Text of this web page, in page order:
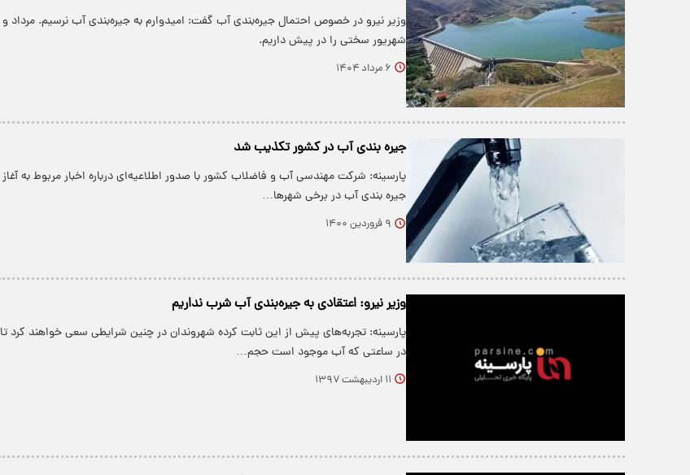
وزیر نیرو در خصوص احتمال جیره‌بندی آب گفت: امیدوارم به جیره‌بندی آب نرسیم. مرداد و
شهریور سختی را در پیش داریم.
۶ مرداد ۱۴۰۴
جیره بندی آب در کشور تکذیب شد
پارسینه: شرکت مهندسی آب و فاضلاب کشور با صدور اطلاعیه‌ای درباره اخبار مربوط به آغاز
جیره بندی آب در برخی شهرها…
۹ فروردین ۱۴۰۰
وزیر نیرو: اعتقادی به جیره‌بندی آب شرب نداریم
پارسینه: تجربه‌های پیش از این ثابت کرده شهروندان در چنین شرایطی سعی خواهند کرد تا
در ساعتی که آب موجود است حجم…
۱۱ اردیبهشت ۱۳۹۷